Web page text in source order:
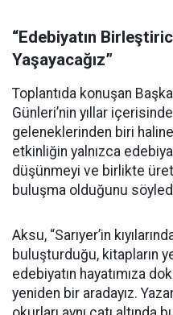
“Edebiyatın
Yaşayacağız”
Toplantıda konuşan
Günleri’nin yıllar
geleneklerinden biri
etkinliğin yalnızca
düşünmeyi ve birlikte
buluşma olduğunu
Aksu, “Sarıyer’in
buluşturduğu, kitapların
edebiyatın hayatımıza
yeniden bir aradayız.